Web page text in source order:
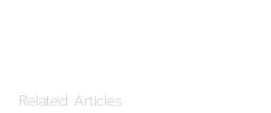
Related Articles